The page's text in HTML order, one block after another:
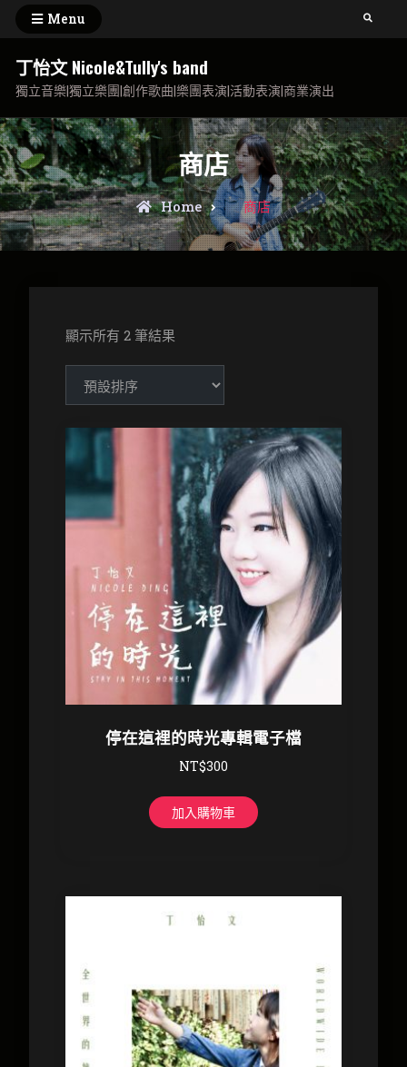
Skip
content
Menu Search
丁怡文 Nicole&Tully's band
獨立音樂|獨立樂團|創作歌曲|樂團表演|活動表演|商業演出
商店
Home 商店
顯示所有 2 筆結果
停在這裡的時光專輯電子檔
NT$300
加入購物車